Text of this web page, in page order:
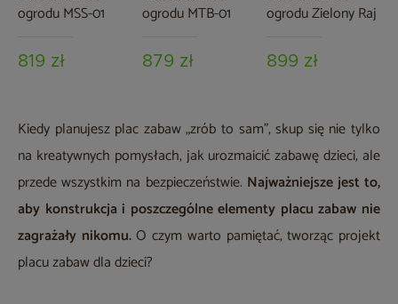
ogrodu MSS-01
819 zł
ogrodu MTB-01
879 zł
ogrodu Zielony Raj
899 zł
Kiedy planujesz plac zabaw „zrób to sam”, skup się nie tylko
na kreatywnych pomysłach, jak urozmaicić zabawę dzieci, ale
przede wszystkim na bezpieczeństwie. Najważniejsze jest to,
aby konstrukcja i poszczególne elementy placu zabaw nie
zagrażały nikomu.O czym warto pamiętać, tworząc projekt
placu zabaw dla dzieci?